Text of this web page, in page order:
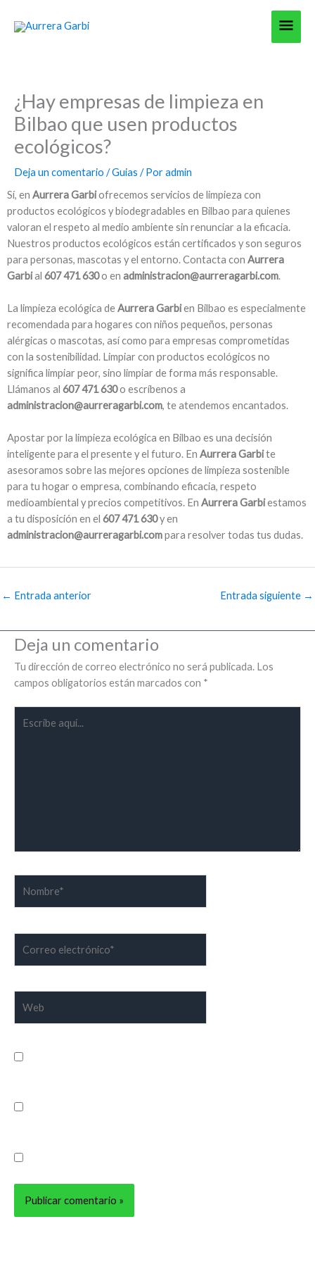
¿Hay empresas de limpieza en
Bilbao que usen productos
ecológicos?
Deja un comentario /Guias / Poradmin
Sí, en Aurrera Garbiofrecemos servicios de limpieza con
productos ecológicos y biodegradables en Bilbao para quienes
valoran el respeto al medio ambiente sin renunciar a la eficacia.
Nuestros productos ecológicos están certificados y son seguros
para personas, mascotas y el entorno. Contacta con Aurrera
Garbial 607 471 630o en administracion@aurreragarbi.com.
La limpieza ecológica deAurrera Garbien Bilbao es especialmente
recomendada para hogares con niños pequeños, personas
alérgicas o mascotas, así como para empresas comprometidas
con la sostenibilidad. Limpiar con productos ecológicos no
significa limpiar peor, sino limpiar de forma más responsable.
Llámanos al 607 471 630o escríbenos a
administracion@aurreragarbi.com, te atendemos encantados.
Apostar por la limpieza ecológica en Bilbao es una decisión
inteligente para el presente y el futuro. En Aurrera Garbite
asesoramos sobre las mejores opciones de limpieza sostenible
para tu hogar o empresa, combinando eficacia, respeto
medioambiental y precios competitivos. En Aurrera Garbiestamos
a tu disposición en el 607 471 630y en
administracion@aurreragarbi.compara resolver todas tus dudas.
← Entrada anterior Entrada siguiente →
Deja un comentario
Tu dirección de correo electrónico no será publicada. Los
campos obligatorios están marcados con *
aquí...
electrónico*